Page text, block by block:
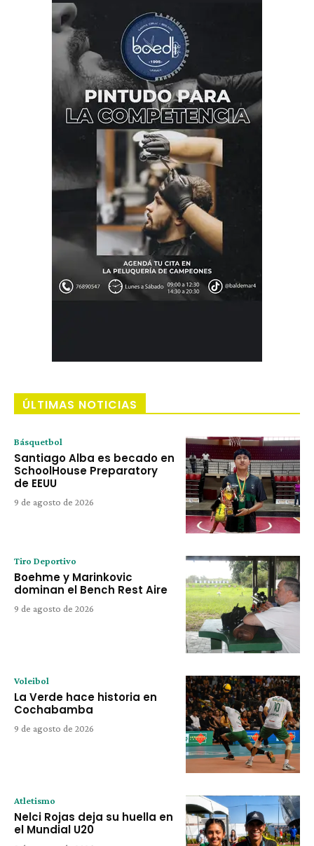
ÚLTIMAS NOTICIAS
Básquetbol
Santiago Alba es becado en
SchoolHouse Preparatory
de EEUU
9 de agosto de 2026
Tiro Deportivo
Boehme y Marinkovic
dominan el Bench Rest Aire
9 de agosto de 2026
Voleibol
La Verde hace historia en
Cochabamba
9 de agosto de 2026
Atletismo
Nelci Rojas deja su huella en
el Mundial U20